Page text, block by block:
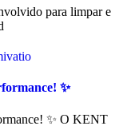
para limpar e
✨
✨ O KENT